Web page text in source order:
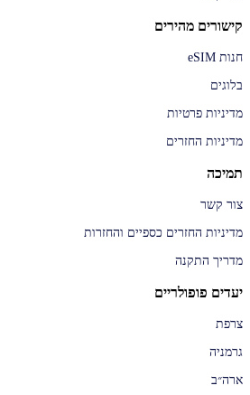
קישורים מהירים
חנות eSIM
בלוגים
מדיניות פרטיות
מדיניות החזרים
תמיכה
צור קשר
מדיניות החזרים כספיים והחזרות
מדריך התקנה
יעדים פופולריים
צרפת
גרמניה
ארה״ב